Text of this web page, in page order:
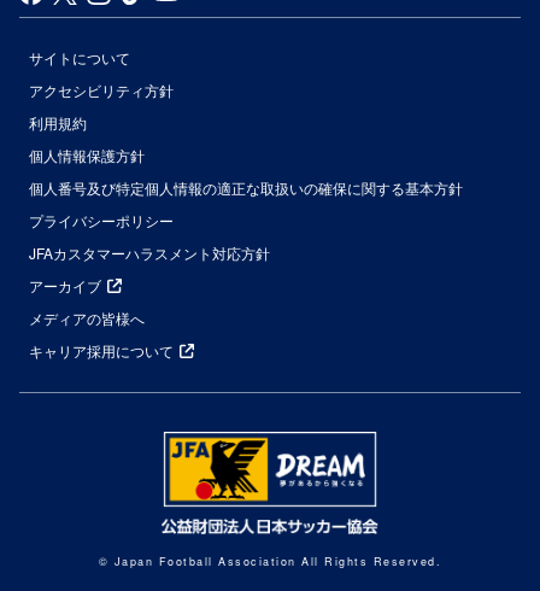
サイトについて
アクセシビリティ方針
利用規約
個人情報保護方針
個人番号及び特定個人情報の適正な取扱いの確保に関する基本方針
プライバシーポリシー
JFAカスタマーハラスメント対応方針
アーカイブ
メディアの皆様へ
キャリア採用について
© Japan Football Association All Rights Reserved.